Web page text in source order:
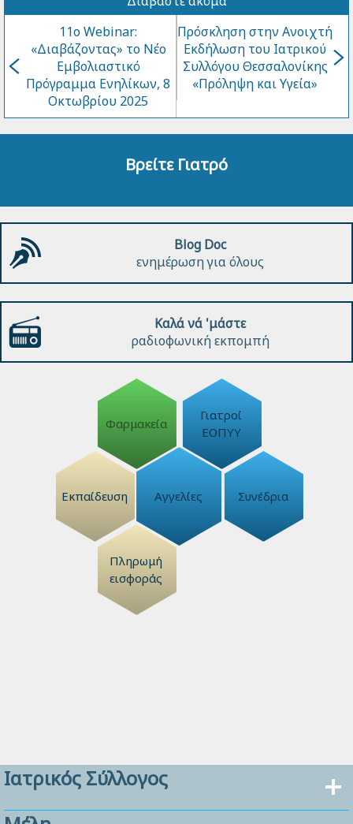
11ο Webinar:
«Διαβάζοντας» το Νέο
Εμβολιαστικό
Πρόγραμμα Ενηλίκων, 8
Οκτωβρίου 2025
Πρόσκληση στην Ανοιχτή
Εκδήλωση του Ιατρικού
Συλλόγου Θεσσαλονίκης
«Πρόληψη και Υγεία»
Βρείτε Γιατρό
Blog Doc
ενημέρωση για όλους
Καλά νά 'μάστε
ραδιοφωνική εκπομπή
Φαρμακεία
Γιατροί
ΕΟΠΥΥ
Εκπαίδευση Αγγελίες Συνέδρια
Πληρωμή
εισφοράς
Ιατρικός Σύλλογος